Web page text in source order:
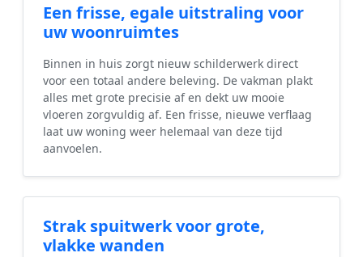
Een frisse, egale uitstraling voor
uw woonruimtes
Binnen in huis zorgt nieuw schilderwerk direct
voor een totaal andere beleving. De vakman plakt
alles met grote precisie af en dekt uw mooie
vloeren zorgvuldig af. Een frisse, nieuwe verflaag
laat uw woning weer helemaal van deze tijd
aanvoelen.
Strak spuitwerk voor grote,
vlakke wanden